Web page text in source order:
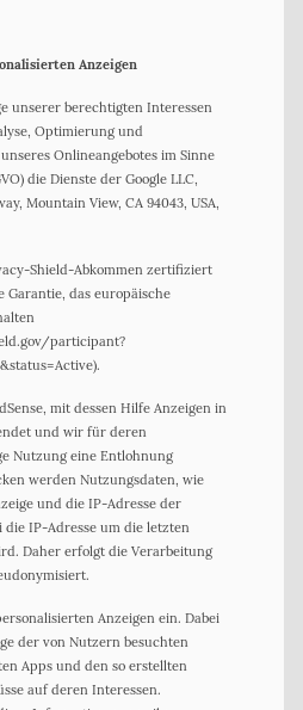
Anzeigen
unserer berechtigten Interessen
Optimierung und
Onlineangebotes im Sinne
die Dienste der Google LLC,
Mountain View, CA 94043, USA,
Shield-Abkommen zertifiziert
das europäische
participant?
mit dessen Hilfe Anzeigen in
und wir für deren
Nutzung eine Entlohnung
werden Nutzungsdaten, wie
und die IP-Adresse der
IP-Adresse um die letzten
Daher erfolgt die Verarbeitung
Anzeigen ein. Dabei
der von Nutzern besuchten
Apps und den so erstellten
auf deren Interessen.